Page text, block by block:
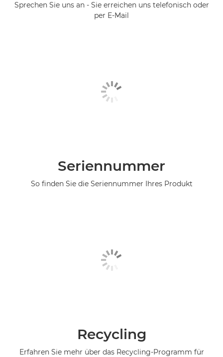
Sprechen Sie uns an - Sie erreichen uns telefonisch oder
per E-Mail
Seriennummer
So finden Sie die Seriennummer Ihres Produkt
Recycling
Erfahren Sie mehr über das Recycling-Programm für